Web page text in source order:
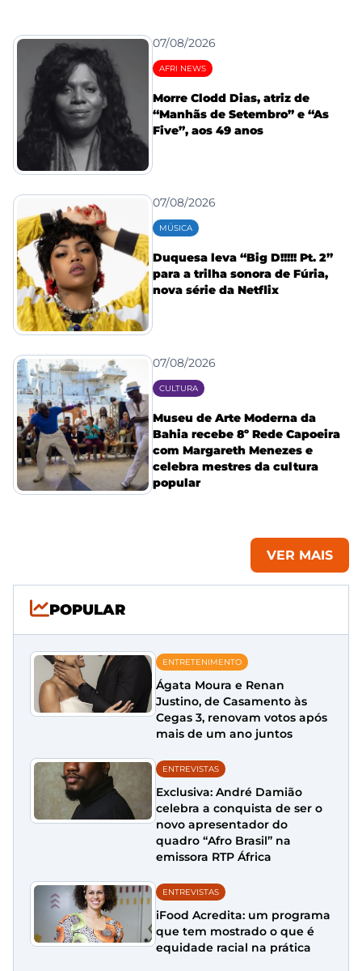
07/08/2026
AFRI NEWS
Morre Clodd Dias, atriz de
“Manhãs de Setembro” e “As
Five”, aos 49 anos
07/08/2026
MÚSICA
Duquesa leva “Big D!!!!! Pt. 2”
para a trilha sonora de Fúria,
nova série da Netflix
07/08/2026
CULTURA
Museu de Arte Moderna da
Bahia recebe 8º Rede Capoeira
com Margareth Menezes e
celebra mestres da cultura
popular
VER MAIS
POPULAR
ENTRETENIMENTO
Ágata Moura e Renan
Justino, de Casamento às
Cegas 3, renovam votos após
mais de um ano juntos
ENTREVISTAS
Exclusiva: André Damião
celebra a conquista de ser o
novo apresentador do
quadro “Afro Brasil” na
emissora RTP África
ENTREVISTAS
iFood Acredita: um programa
que tem mostrado o que é
equidade racial na prática